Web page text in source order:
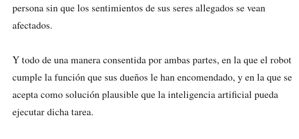
persona sin que los sentimientos de sus seres allegados se vean
afectados.
Y todo de una manera consentida por ambas partes, en la que el robot
cumple la función que sus dueños le han encomendado, y en la que se
acepta como solución plausible que la inteligencia artificial pueda
ejecutar dicha tarea.